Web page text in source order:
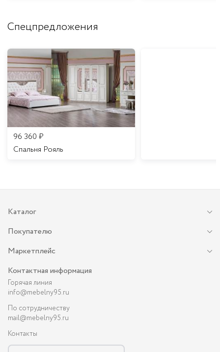
Спецпредложения
96 360 ₽
Спальня Рояль
Каталог
Покупателю
Маркетплейс
Контактная информация
Горячая линия
info@mebelny95.ru
По сотрудничеству
mail@mebelny95.ru
Контакты